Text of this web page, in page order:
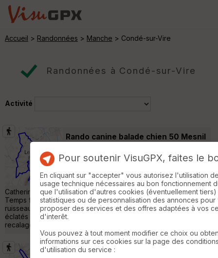
Accueil > Randonnées > Manche > Condé-sur-Vire
Randonnées à Condé-sur-Vire
Activité
Rando canine balade chien 50 Mesnil
Avec Véronique (G.O.) / Lemon, Céline /
Andy, Valérie / Willy, Pauline / Raven,
Catherine / Rozi et Tara, Philippe / Mouss, Savane et moi !
Temps frais mais sec, chemins secs aussi à part un petit
ruisseau (très peu d'eau) ! Et des chiens qui se sont bien
éclatés (comme d'hab') ! Bref : bonne balade. +217/-214 avant
recalage »
Rando Condé-sur-Vire -- Les Roches
Pour soutenir VisuGPX, faites le
En cliquant sur "accepter" vous autorisez l'utilisation
usage technique nécessaires au bon fonctionnement
que l'utilisation d'autres cookies (éventuellement
statistiques ou de personnalisation des annonces pour
proposer des services et des offres adaptées à vos
d'interêt.
Vous pouvez à tout moment modifier ce choix ou
informations sur ces cookies sur la page des
d'utilisation du service :